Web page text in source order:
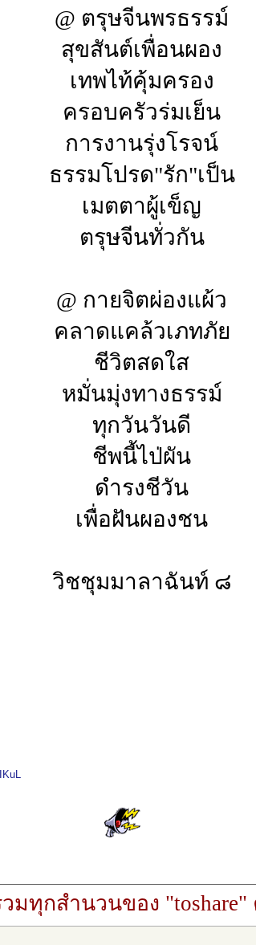
@ ตรุษจีนพรธรรม์
สุขสันต์เพื่อนผอง
เทพไท้คุ้มครอง
ครอบครัวร่มเย็น
การงานรุ่งโรจน์
ธรรมโปรด"รัก"เป็น
เมตตาผู้เข็ญ
ตรุษจีนทั่วกัน
@ กายจิตผ่องแผ้ว
คลาดแคล้วเภทภัย
ชีวิตสดใส
หมั่นมุ่งทางธรรม์
ทุกวันวันดี
ชีพนี้ไป่ผัน
ดำรงชีวัน
เพื่อฝันผองชน
วิชชุมมาลาฉันท์ ๘
วมทุกสำนวนของ "toshare"